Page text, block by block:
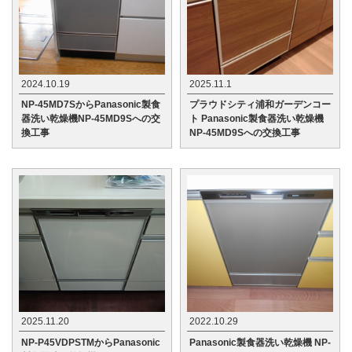
2024.10.19
NP-45MD7SからPanasonic製食
器洗い乾燥機NP-45MD9Sへの交
換工事
2025.11.1
プラウドシティ浦和ガーデンコー
ト Panasonic製食器洗い乾燥機
NP-45MD9Sへの交換工事
2025.11.20
NP-P45VDPSTMからPanasonic
2022.10.29
Panasonic製食器洗い乾燥機 NP-